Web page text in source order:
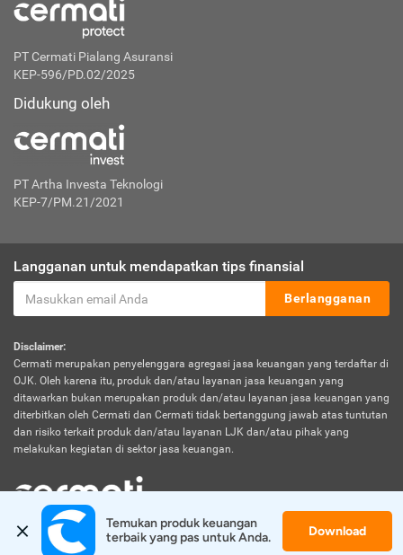
PT Cermati Pialang Asuransi
KEP-596/PD.02/2025
Didukung oleh
PT Artha Investa Teknologi
KEP-7/PM.21/2021
Langganan untuk mendapatkan tips finansial
Berlangganan
Disclaimer:
Cermati merupakan penyelenggara agregasi jasa keuangan yang terdaftar di
OJK. Oleh karena itu, produk dan/atau layanan jasa keuangan yang
ditawarkan bukan merupakan produk dan/atau layanan jasa keuangan yang
diterbitkan oleh Cermati dan Cermati tidak bertanggung jawab atas tuntutan
dan risiko terkait produk dan/atau layanan LJK dan/atau pihak yang
melakukan kegiatan di sektor jasa keuangan.
© 2026 Cermati. All Rights Reserved.
Temukan produk keuangan
terbaik yang pas untuk Anda.
Download